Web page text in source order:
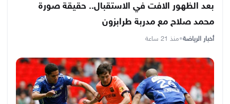
بعد الظهور الافت في الاستقبال.. حقيقة صورة
محمد صلاح مع مدربة طرابزون
أخبار الرياضة•منذ 21 ساعة